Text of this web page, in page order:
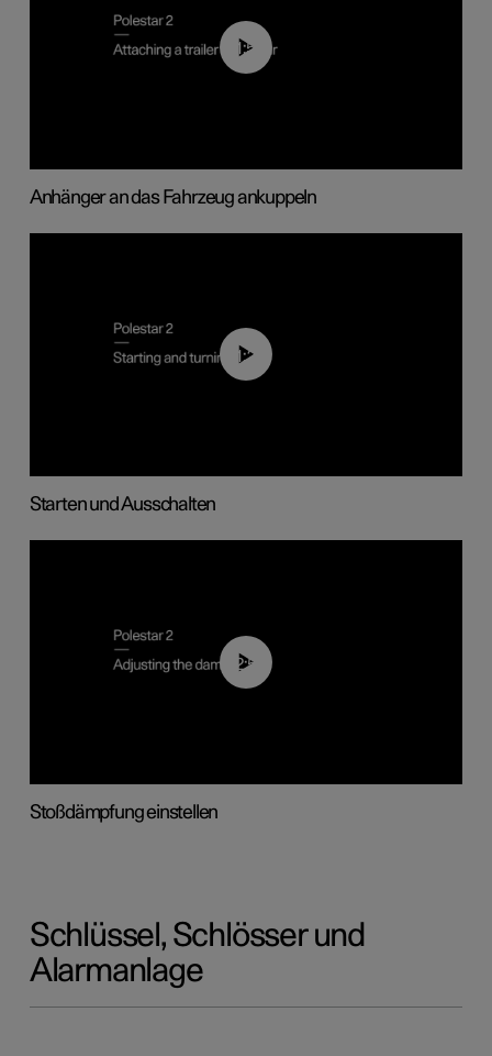
01:55
Anhänger an das Fahrzeug ankuppeln
01:24
Starten und Ausschalten
02:59
Stoßdämpfung einstellen
Schlüssel, Schlösser und
Alarmanlage